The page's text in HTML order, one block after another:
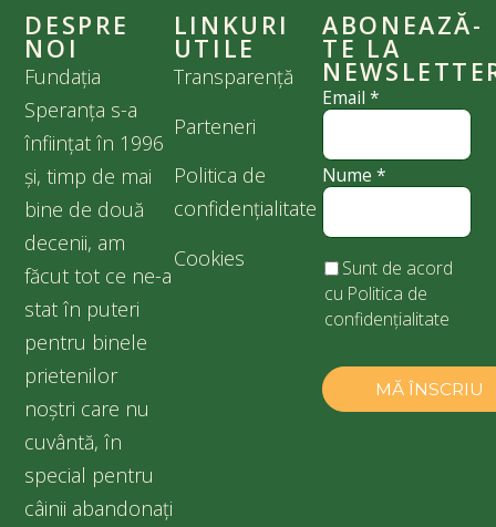
DESPRE
NOI
Fundația
Speranța s-a
înființat în 1996
și, timp de mai
bine de două
decenii, am
făcut tot ce ne-a
stat în puteri
pentru binele
prietenilor
noștri care nu
cuvântă, în
special pentru
câinii abandonați
LINKURI
UTILE
Transparență
Parteneri
Politica de
confidențialitate
Cookies
ABONEAZĂ-
TE LA
Email*
Nume*
Sunt de acord
cu Politica de
confidențialitate